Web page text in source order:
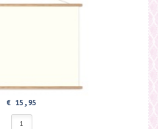
€ 15,95